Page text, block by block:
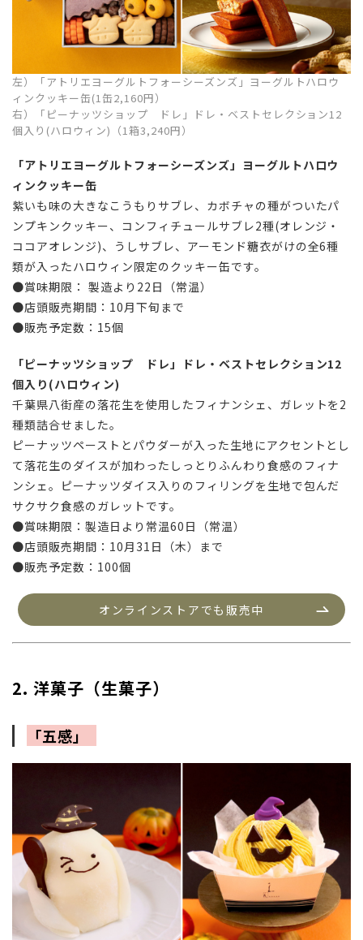
左）「アトリエヨーグルトフォーシーズンズ」ヨーグルトハロウ
ィンクッキー缶(1缶2,160円）
右）「ピーナッツショップ ドレ」ドレ・ベストセレクション12
個入り(ハロウィン)（1箱3,240円）
「アトリエヨーグルトフォーシーズンズ」ヨーグルトハロウ
ィンクッキー缶
紫いも味の大きなこうもりサブレ、カボチャの種がついたパ
ンプキンクッキー、コンフィチュールサブレ2種(オレンジ・
ココアオレンジ)、うしサブレ、アーモンド糖衣がけの全6種
類が入ったハロウィン限定のクッキー缶です。
●賞味期限： 製造より22日（常温）
●店頭販売期間：10月下旬まで
●販売予定数：15個
「ピーナッツショップ ドレ」ドレ・ベストセレクション12
個入り(ハロウィン)
千葉県八街産の落花生を使用したフィナンシェ、ガレットを2
種類詰合せました。
ピーナッツペーストとパウダーが入った生地にアクセントとし
て落花生のダイスが加わったしっとりふんわり食感のフィナ
ンシェ。ピーナッツダイス入りのフィリングを生地で包んだ
サクサク食感のガレットです。
●賞味期限： 製造日より常温60日
（常温）
●店頭販売期間：10月31日（木）まで
●販売予定数：100個
オンラインストアでも販売中
2. 洋菓子（生菓子）
「五感」